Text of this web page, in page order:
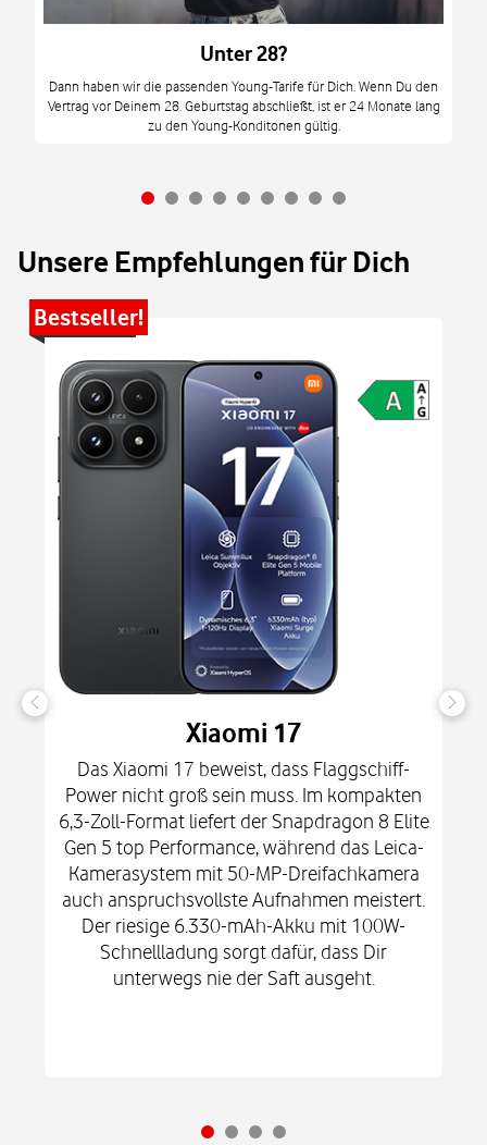
Unter 28?
Dann haben wir die passenden Young-Tarife für Dich. Wenn Du den
Vertrag vor Deinem 28. Geburtstag abschließt, ist er 24 Monate lang
zu den Young-Konditonen gültig.
Unsere Empfehlungen für Dich
Bestseller!
Xiaomi 17
Das Xiaomi 17 beweist, dass Flaggschiff-
Power nicht groß sein muss. Im kompakten
6,3-Zoll-Format liefert der Snapdragon 8 Elite
Gen 5 top Performance, während das Leica-
Kamerasystem mit 50-MP-Dreifachkamera
auch anspruchsvollste Aufnahmen meistert.
Der riesige 6.330-mAh-Akku mit 100W-
Schnellladung sorgt dafür, dass Dir
unterwegs nie der Saft ausgeht.